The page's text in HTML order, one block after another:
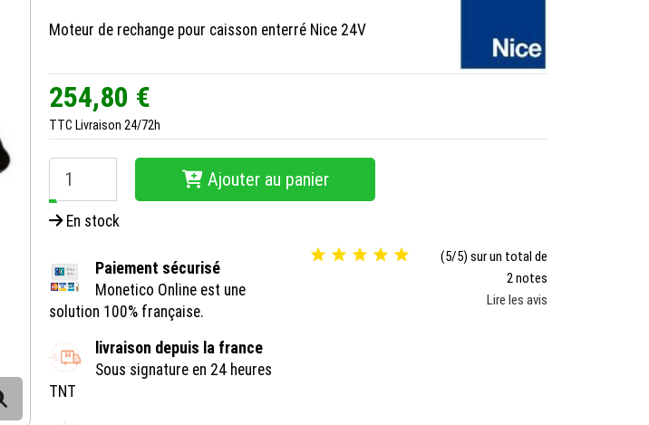
Moteur de rechange pour caisson enterré Nice 24V
254,80 €
TTC Livraison 24/72h
−
Ajouter au panier
En stock
Paiement sécurisé
Monetico Online est une
solution 100% française.
livraison depuis la france
Sous signature en 24 heures
TNT
    
(5/5) sur un total de
2 notes
Lire les avis